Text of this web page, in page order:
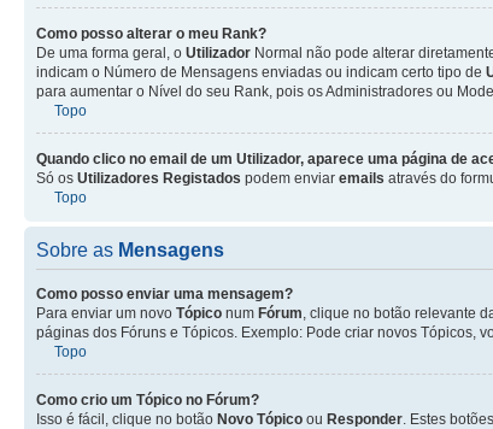
Como posso alterar o meu Rank?
De uma forma geral, o Utilizador Normal não pode alterar
indicam o Número de Mensagens enviadas ou indicam certo tipo de
para aumentar o Nível do seu Rank, pois os Administradores ou
Topo
Quando clico no email de um Utilizador, aparece uma página de
Só os Utilizadores Registados podem enviar emails através do
Topo
Sobre as Mensagens
Como posso enviar uma mensagem?
Para enviar um novo Tópico num Fórum, clique no botão relevante
páginas dos Fóruns e Tópicos. Exemplo: Pode criar novos Tópicos,
Topo
Como crio um Tópico no Fórum?
Isso é fácil, clique no botão Novo Tópico ou Responder. Estes